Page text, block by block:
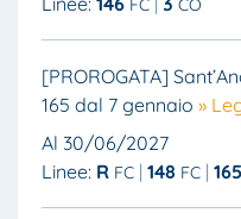
FC CO
[PROROGATA]
165 dal 7 gennaio »
Al 30/06/2027
Linee: R FC 148 FC 165